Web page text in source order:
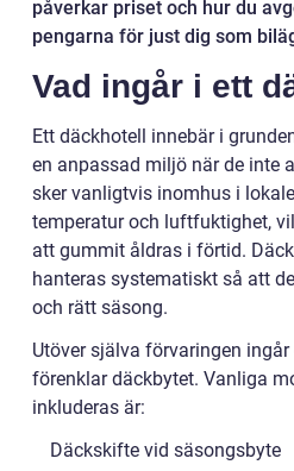
påverkar priset och hur du
pengarna för just dig som
Vad ingår i ett
Ett däckhotell innebär i
en anpassad miljö när de inte
sker vanligtvis inomhus i
temperatur och luftfuktighet,
att gummit åldras i förtid.
hanteras systematiskt så att
och rätt säsong.
Utöver själva förvaringen
förenklar däckbytet. Vanliga
inkluderas är:
Däckskifte vid säsongsbyte